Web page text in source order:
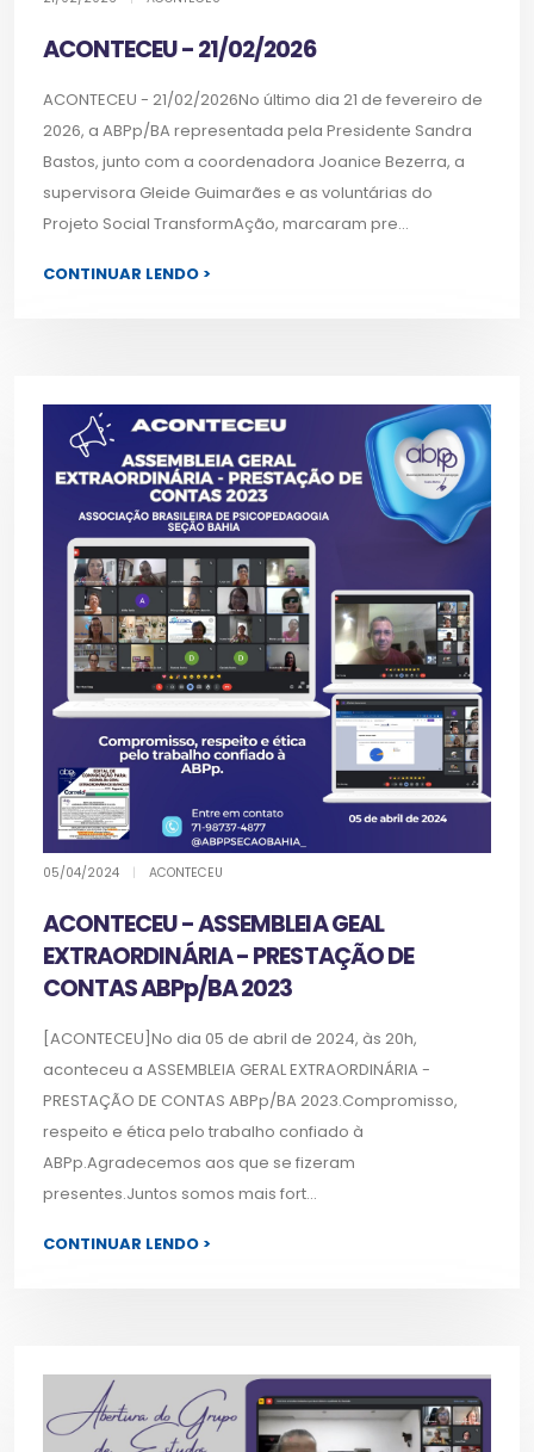
ACONTECEU - 21/02/2026
ACONTECEU - 21/02/2026No último dia 21 de fevereiro de
2026, a ABPp/BA representada pela Presidente Sandra
Bastos, junto com a coordenadora Joanice Bezerra, a
supervisora Gleide Guimarães e as voluntárias do
Projeto Social TransformAção, marcaram pre...
CONTINUAR LENDO >
05/04/2024 ACONTECEU
ACONTECEU - ASSEMBLEIA GEAL
EXTRAORDINÁRIA - PRESTAÇÃO DE
CONTAS ABPp/BA 2023
[ACONTECEU]No dia 05 de abril de 2024, às 20h,
aconteceu a ASSEMBLEIA GERAL EXTRAORDINÁRIA -
PRESTAÇÃO DE CONTAS ABPp/BA 2023.Compromisso,
respeito e ética pelo trabalho confiado à
ABPp.Agradecemos aos que se fizeram
presentes.Juntos somos mais fort...
CONTINUAR LENDO >